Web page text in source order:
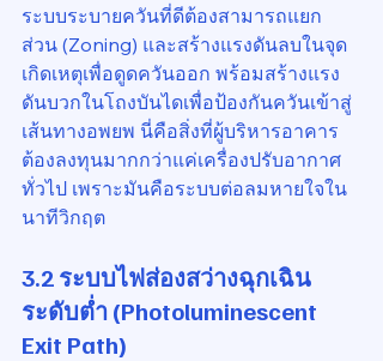
ระบบระบายควันที่ดีต้องสามารถแยก
ส่วน (Zoning) และสร้างแรงดันลบในจุด
เกิดเหตุเพื่อดูดควันออก พร้อมสร้างแรง
ดันบวกในโถงบันไดเพื่อป้องกันควันเข้าสู่
เส้นทางอพยพ นี่คือสิ่งที่ผู้บริหารอาคาร
ต้องลงทุนมากกว่าแค่เครื่องปรับอากาศ
ทั่วไป เพราะมันคือระบบต่อลมหายใจใน
นาทีวิกฤต
3.2 ระบบไฟส่องสว่างฉุกเฉิน
ระดับต่ำ (Photoluminescent
Exit Path)